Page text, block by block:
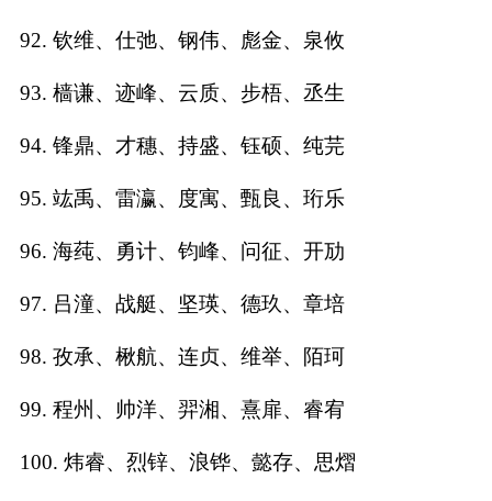
92. 钦维、仕弛、钢伟、彪金、泉攸
93. 樯谦、迹峰、云质、步梧、丞生
94. 锋鼎、才穗、持盛、钰硕、纯芫
95. 竑禹、雷瀛、度寓、甄良、珩乐
96. 海莼、勇计、钧峰、问征、开劢
97. 吕潼、战艇、坚瑛、德玖、章培
98. 孜承、楸航、连贞、维举、陌珂
99. 程州、帅洋、羿湘、熹扉、睿宥
100. 炜睿、烈锌、浪铧、懿存、思熠